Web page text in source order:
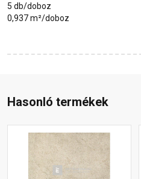
5 db/doboz
0,937 m²/doboz
Hasonló termékek